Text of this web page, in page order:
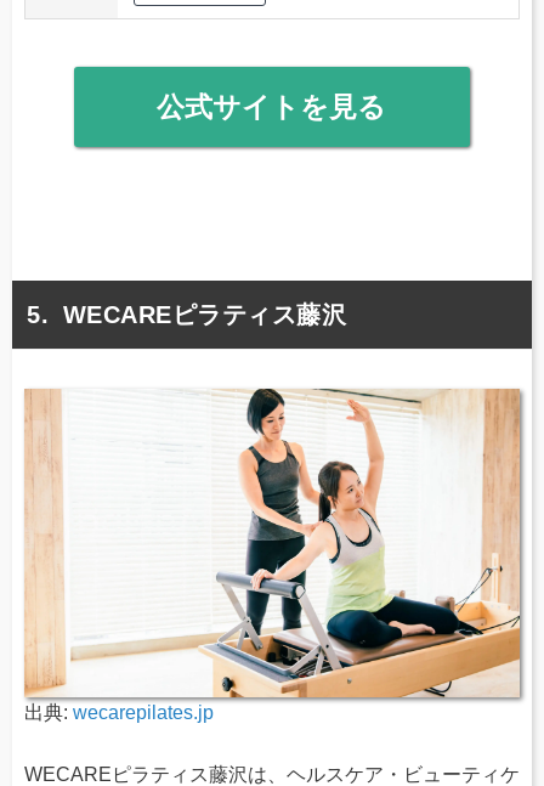
公式サイトを見る
WECAREピラティス藤沢
出典: wecarepilates.jp
WECAREピラティス藤沢は、ヘルスケア・ビューティケ